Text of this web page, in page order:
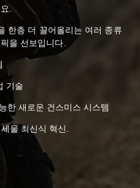
.
한층 더 끌어올리는 여러 종류
을 선보입니다.
기술
한 새로운 건스미스 시스템
울 최신식 혁신.